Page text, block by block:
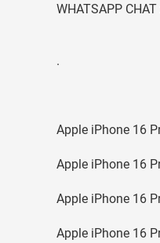
WHATSAPP
.
Apple iPhone 16
Apple iPhone 16
Apple iPhone 16
Apple iPhone 16